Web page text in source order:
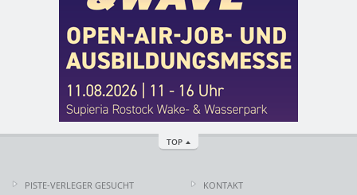
TOP
PISTE-VERLEGER GESUCHT
KONTAKT